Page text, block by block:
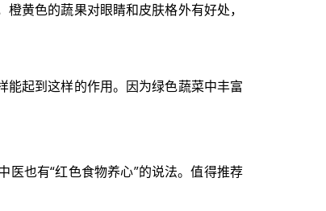
黄色的蔬果对眼睛和皮肤格外有好处，
起到这样的作用。因为绿色蔬菜中丰富
也有“红色食物养心”的说法。值得推荐